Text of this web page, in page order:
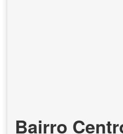
Bairro